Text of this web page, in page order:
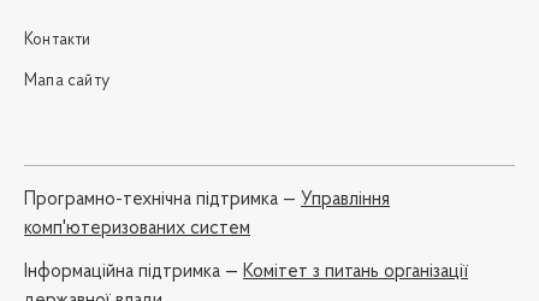
Контакти
Мапа сайту
Програмно-технічна підтримка — Управління
комп'ютеризованих систем
Iнформаційна підтримка — Комітет з питань організації